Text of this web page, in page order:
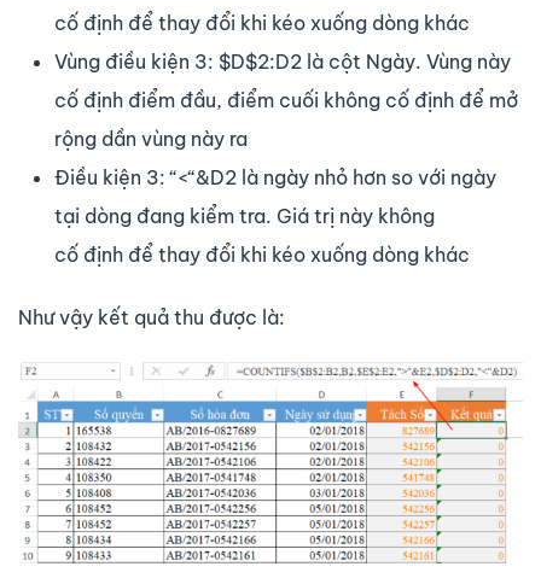
cố định để thay đổi khi kéo xuống dòng khác
Vùng điều kiện 3: $D$2:D2 là cột Ngày. Vùng này
cố định điểm đầu, điểm cuối không cố định để mở
rộng dần vùng này ra
Điều kiện 3: “<“&D2 là ngày nhỏ hơn so với ngày
tại dòng đang kiểm tra. Giá trị này không
cố định để thay đổi khi kéo xuống dòng khác
Như vậy kết quả thu được là: